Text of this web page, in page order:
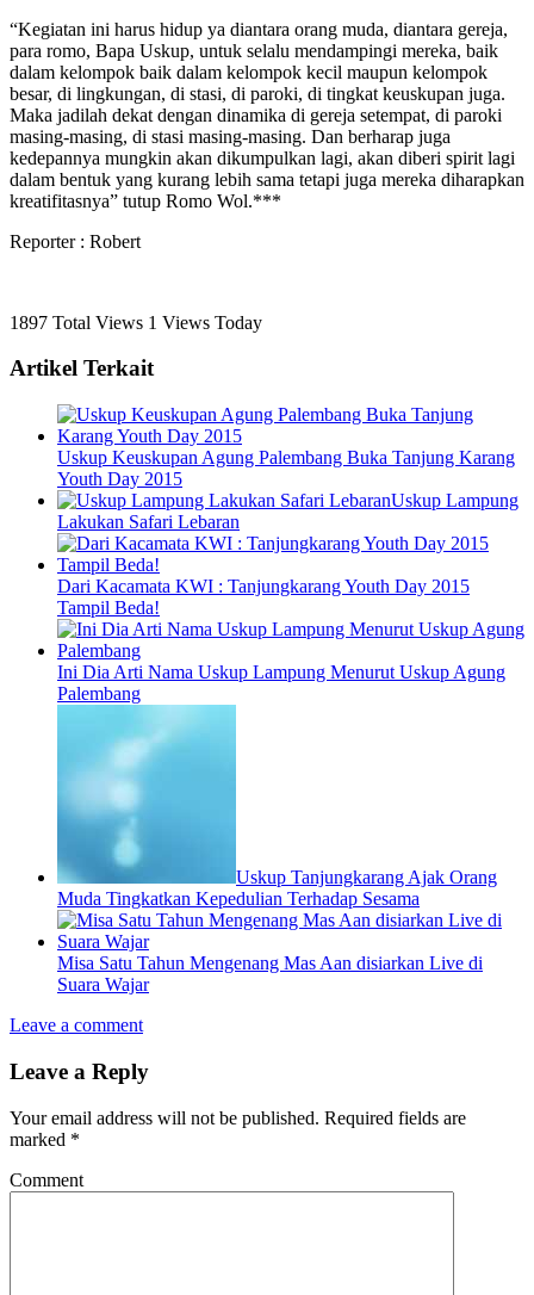
“Kegiatan ini harus hidup ya diantara orang muda, diantara gereja,
para romo, Bapa Uskup, untuk selalu mendampingi mereka, baik
dalam kelompok baik dalam kelompok kecil maupun kelompok
besar, di lingkungan, di stasi, di paroki, di tingkat keuskupan juga.
Maka jadilah dekat dengan dinamika di gereja setempat, di paroki
masing-masing, di stasi masing-masing. Dan berharap juga
kedepannya mungkin akan dikumpulkan lagi, akan diberi spirit lagi
dalam bentuk yang kurang lebih sama tetapi juga mereka diharapkan
kreatifitasnya” tutup Romo Wol.***
Reporter : Robert
1897 Total Views 1 Views Today
Artikel Terkait
Uskup Keuskupan Agung Palembang Buka Tanjung Karang
Youth Day 2015
Uskup Lampung
Lakukan Safari Lebaran
Dari Kacamata KWI : Tanjungkarang Youth Day 2015
Tampil Beda!
Ini Dia Arti Nama Uskup Lampung Menurut Uskup Agung
Palembang
Uskup Tanjungkarang Ajak Orang
Muda Tingkatkan Kepedulian Terhadap Sesama
Misa Satu Tahun Mengenang Mas Aan disiarkan Live di
Suara Wajar
Leave a comment
Leave a Reply
Your email address will not be published. Required fields are
marked *
Comment